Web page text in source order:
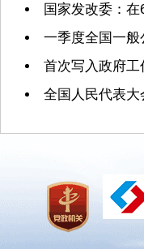
国家发改委：
一季度全国一
首次写入政府
全国人民代表